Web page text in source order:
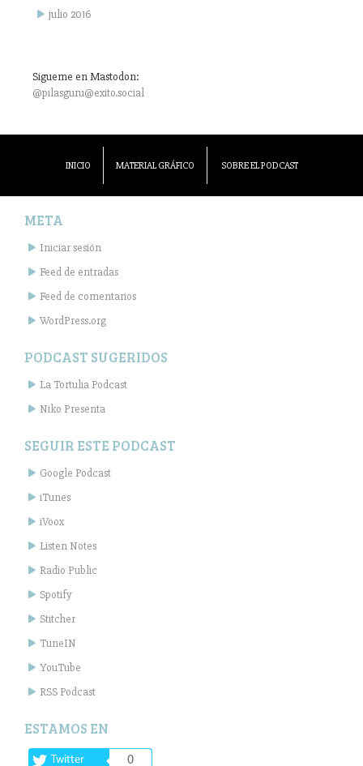
julio 2016
Sigueme en Mastodon:
@pilasguru@exito.social
INICIO MATERIAL GRÁFICO SOBRE EL PODCAST
META
Iniciar sesión
Feed de entradas
Feed de comentarios
WordPress.org
PODCAST SUGERIDOS
La Tortulia Podcast
Niko Presenta
SEGUIR ESTE PODCAST
Google Podcast
iTunes
iVoox
Listen Notes
Radio Public
Spotify
Stitcher
TuneIN
YouTube
RSS Podcast
ESTAMOS EN
Twitter 0